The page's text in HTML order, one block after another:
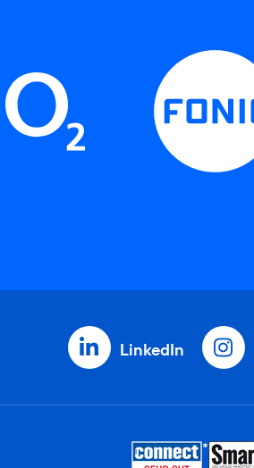
LinkedIn